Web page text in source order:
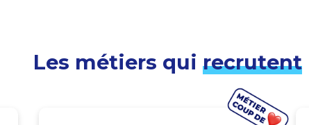
Les métiers qui recrutent